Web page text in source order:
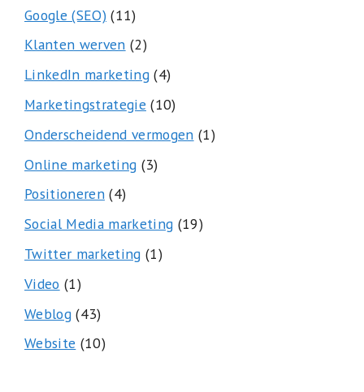
Google (SEO)(11)
Klanten werven (2)
LinkedIn marketing(4)
Marketingstrategie (10)
Onderscheidend vermogen (1)
Online marketing (3)
Positioneren(4)
Social Media marketing (19)
Twitter marketing (1)
Video (1)
Weblog(43)
Website (10)